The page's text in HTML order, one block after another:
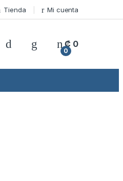
Tienda Mi cuenta
0
₡ 0